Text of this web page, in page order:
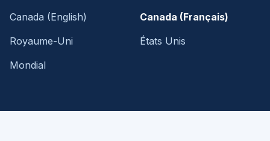
Canada (English)
Canada (Français)
Royaume-Uni
États Unis
Mondial